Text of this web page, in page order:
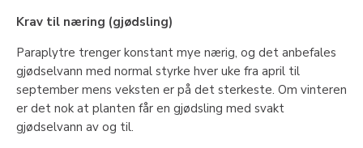
Krav til næring (gjødsling)
Paraplytre trenger konstant mye nærig, og det anbefales
gjødselvann med normal styrke hver uke fra april til
september mens veksten er på det sterkeste. Om vinteren
er det nok at planten får en gjødsling med svakt
gjødselvann av og til.